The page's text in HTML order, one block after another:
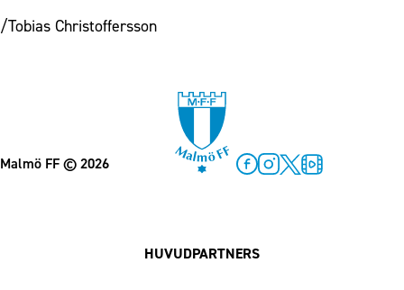
/Tobias Christoffersson
Malmö FF© 2026
HUVUDPARTNERS